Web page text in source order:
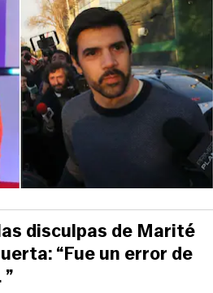
disculpas de Marité
“Fue un error de